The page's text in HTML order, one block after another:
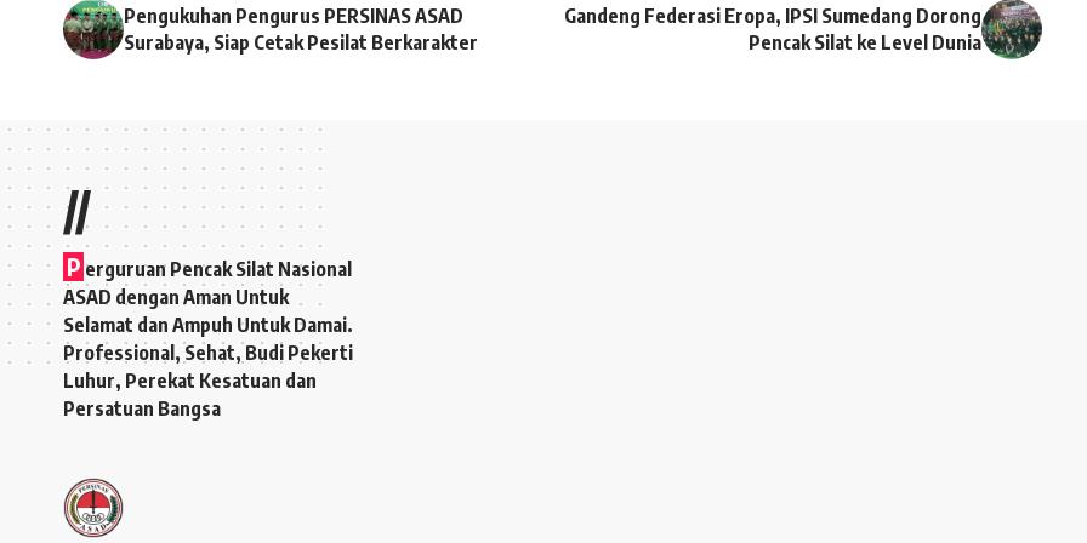
Pengukuhan Pengurus PERSINAS ASAD
Surabaya, Siap Cetak Pesilat Berkarakter
Gandeng Federasi Eropa, IPSI Sumedang Dorong
Pencak Silat ke Level Dunia
//
P erguruan Pencak Silat Nasional
ASAD dengan Aman Untuk
Selamat dan Ampuh Untuk Damai.
Professional, Sehat, Budi Pekerti
Luhur, Perekat Kesatuan dan
Persatuan Bangsa